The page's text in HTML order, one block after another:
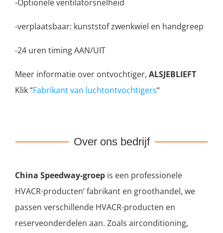
-Optionele ventilatorsnelheid
-verplaatsbaar: kunststof zwenkwiel en handgreep
-24 uren timing AAN/UIT
Meer informatie over ontvochtiger, ALSJEBLIEFT
Klik “Fabrikant van luchtontvochtigers“
Over ons bedrijf
China Speedway-groep is een professionele
HVACR-producten’ fabrikant en groothandel, we
passen verschillende HVACR-producten en
reserveonderdelen aan. Zoals airconditioning,